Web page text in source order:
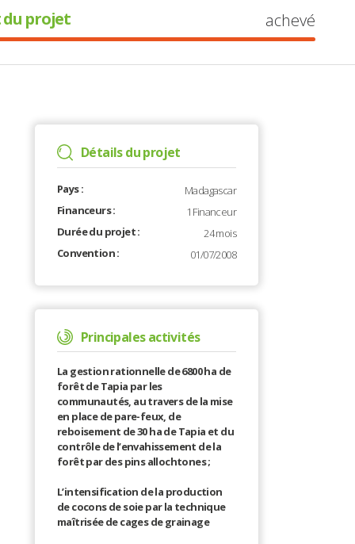
projet achevé
Détails du projet
Pays :
Madagascar
Financeurs :
1 Financeur
Durée du projet :
24 mois
Convention :
01/07/2008
Principales activités
La gestion rationnelle de 6800 ha de
forêt de Tapia par les
communautés, au travers de la mise
en place de pare-feux, de
reboisement de 30 ha de Tapia et du
contrôle de l’envahissement de la
forêt par des pins allochtones ;
L’intensification de la production
de cocons de soie par la technique
maîtrisée de cages de grainage